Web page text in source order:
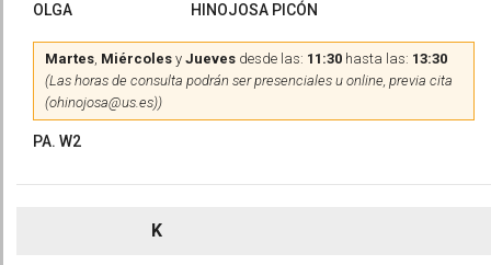
OLGA HINOJOSA PICÓN
Martes, Miércoles y Jueves desde las: 11:30 hasta las: 13:30
(Las horas de consulta podrán ser presenciales u online, previa cita
(ohinojosa@us.es))
PA. W2
K